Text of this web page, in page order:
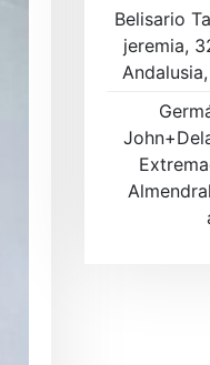
Belisario
jeremia,